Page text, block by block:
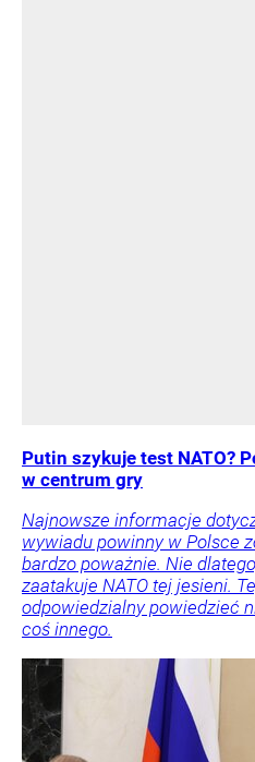
Putin szykuje test NATO?
w centrum gry
Najnowsze informacje
wywiadu powinny w Polsce
bardzo poważnie. Nie
zaatakuje NATO tej jesieni.
odpowiedzialny powiedzieć
coś innego.